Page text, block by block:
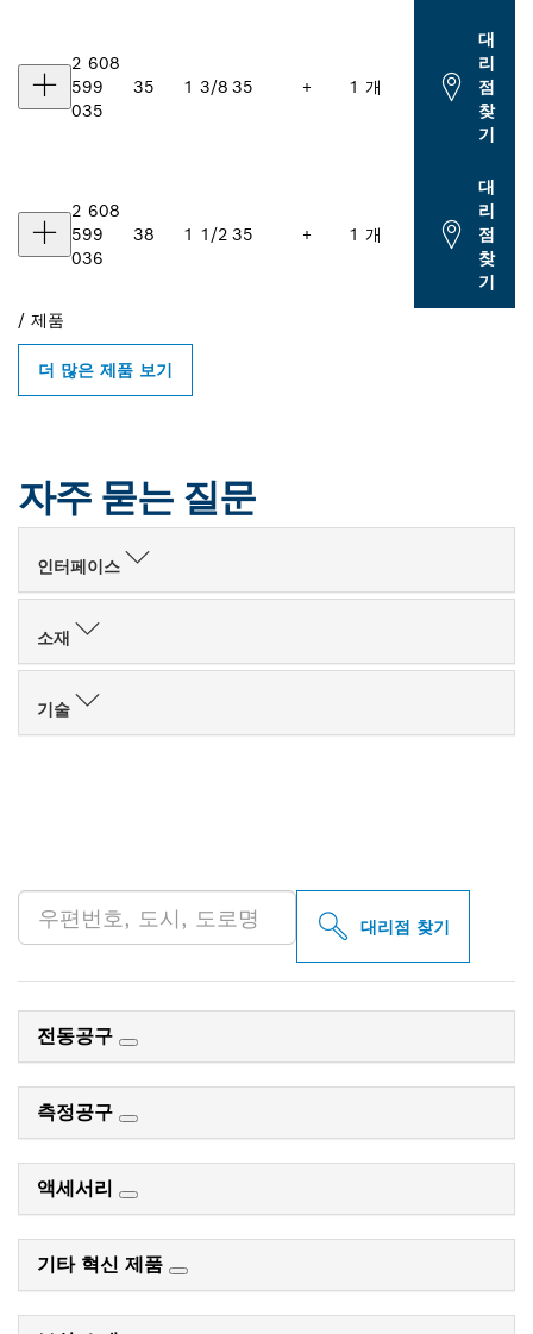
2 608
599
035
35 1 3/8 35 + 1 개
대
리
점
찾
기
2 608
599
036
38 1 1/2 35 + 1 개
대
리
점
찾
기
/ 제품
더 많은 제품 보기
자주 묻는 질문
인터페이스
소재
기술
대리점 찾기
전동공구
측정공구
액세서리
기타 혁신 제품